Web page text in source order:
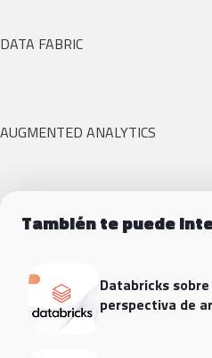
DATA FABRIC
AUGMENTED ANALYTICS
También te puede
Databricks sobre
perspectiva de